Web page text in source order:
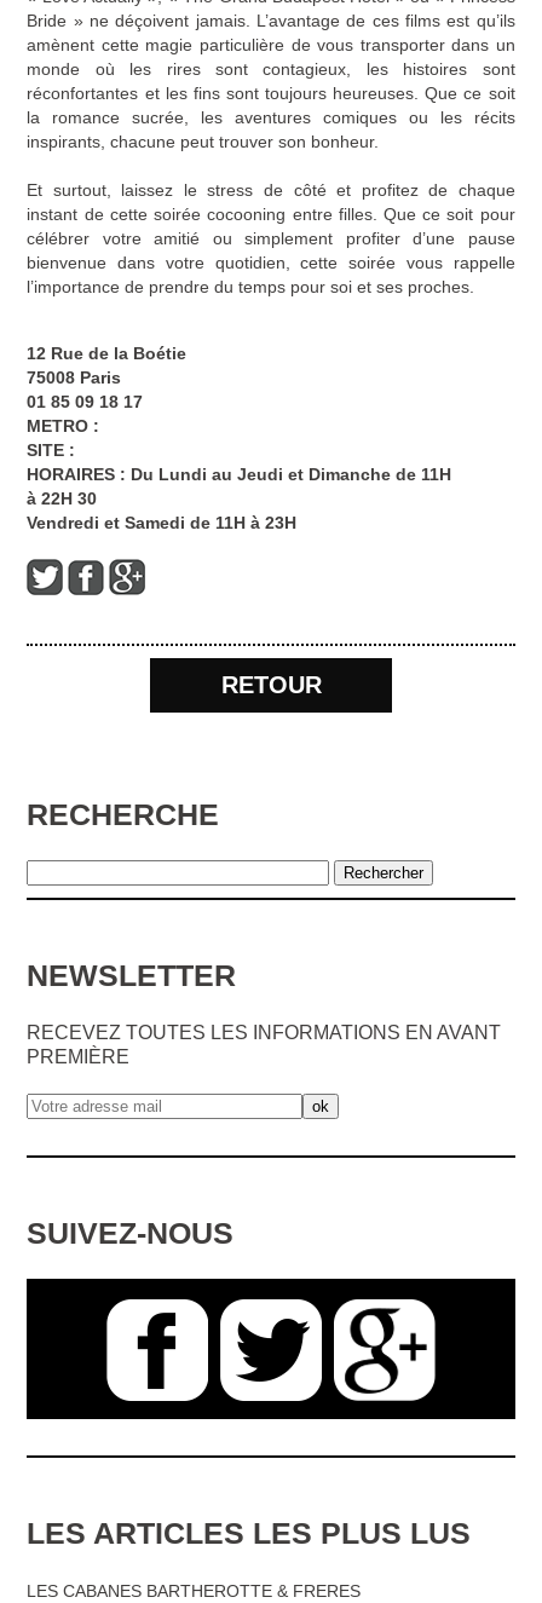
Bride » ne déçoivent jamais. L’avantage de ces films est qu’ils
amènent cette magie particulière de vous transporter dans un
monde où les rires sont contagieux, les histoires sont
réconfortantes et les fins sont toujours heureuses. Que ce soit
la romance sucrée, les aventures comiques ou les récits
inspirants, chacune peut trouver son bonheur.
Et surtout, laissez le stress de côté et profitez de chaque
instant de cette soirée cocooning entre filles. Que ce soit pour
célébrer votre amitié ou simplement profiter d’une pause
bienvenue dans votre quotidien, cette soirée vous rappelle
l’importance de prendre du temps pour soi et ses proches.
12 Rue de la Boétie
75008 Paris
01 85 09 18 17
METRO :
SITE :
HORAIRES : Du Lundi au Jeudi et Dimanche de 11H
à 22H 30
Vendredi et Samedi de 11H à 23H
RETOUR
RECHERCHE
NEWSLETTER
RECEVEZ TOUTES LES INFORMATIONS EN AVANT
PREMIÈRE
SUIVEZ-NOUS
LES ARTICLES LES PLUS LUS
LES CABANES BARTHEROTTE & FRERES